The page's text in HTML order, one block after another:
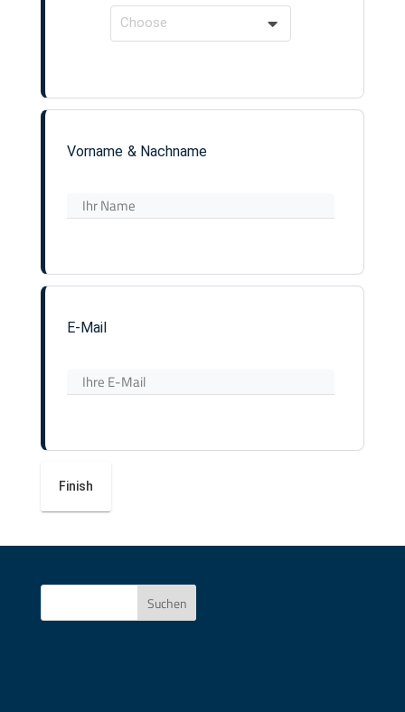
Choose
Vorname & Nachname
E-Mail
Suchen